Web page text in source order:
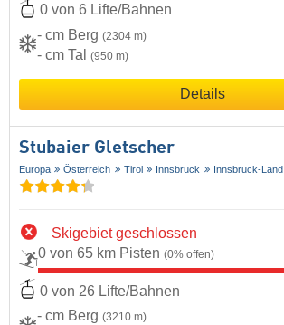
0 von 6 Lifte/Bahnen
- cm Berg (2304 m)
- cm Tal (950 m)
Details
Stubaier Gletscher
Europa Österreich Tirol Innsbruck Innsbruck-Land
Skigebiet geschlossen
0 von 65 km Pisten (0% offen)
0 von 26 Lifte/Bahnen
- cm Berg (3210 m)